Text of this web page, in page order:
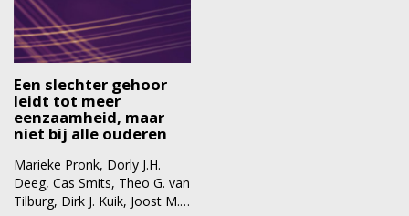
Een slechter gehoor
leidt tot meer
eenzaamheid, maar
niet bij alle ouderen
Marieke Pronk, Dorly J.H.
Deeg, Cas Smits, Theo G. van
Tilburg, Dirk J. Kuik, Joost M.…